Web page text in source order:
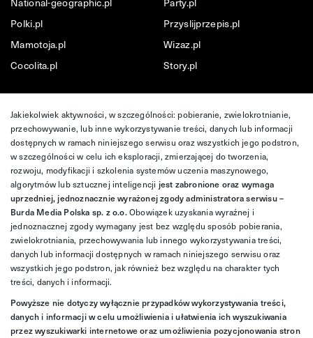
National-geographic.pl
Party.pl
Polki.pl
Przyslijprzepis.pl
Mamotoja.pl
Wizaz.pl
Cocolita.pl
Story.pl
Jakiekolwiek aktywności, w szczególności: pobieranie, zwielokrotnianie,
przechowywanie, lub inne wykorzystywanie treści, danych lub informacji
dostępnych w ramach niniejszego serwisu oraz wszystkich jego podstron,
w szczególności w celu ich eksploracji, zmierzającej do tworzenia,
rozwoju, modyfikacji i szkolenia systemów uczenia maszynowego,
algorytmów lub sztucznej inteligencji jest zabronione oraz wymaga
uprzedniej, jednoznacznie wyrażonej zgody administratora serwisu –
Burda Media Polska sp. z o.o.Obowiązek uzyskania wyraźnej i
jednoznacznej zgody wymagany jest bez względu sposób pobierania,
zwielokrotniania, przechowywania lub innego wykorzystywania treści,
danych lub informacji dostępnych w ramach niniejszego serwisu oraz
wszystkich jego podstron, jak również bez względu na charakter tych
treści, danych i informacji.
Powyższe nie dotyczy wyłącznie przypadków wykorzystywania treści,
danych i informacji w celu umożliwienia i ułatwienia ich wyszukiwania
przez wyszukiwarki internetowe oraz umożliwienia pozycjonowania stron